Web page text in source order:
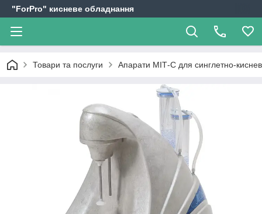
"ForPro" кисневе обладнання
Товари та послуги Апарати МІТ-С для синглетно-